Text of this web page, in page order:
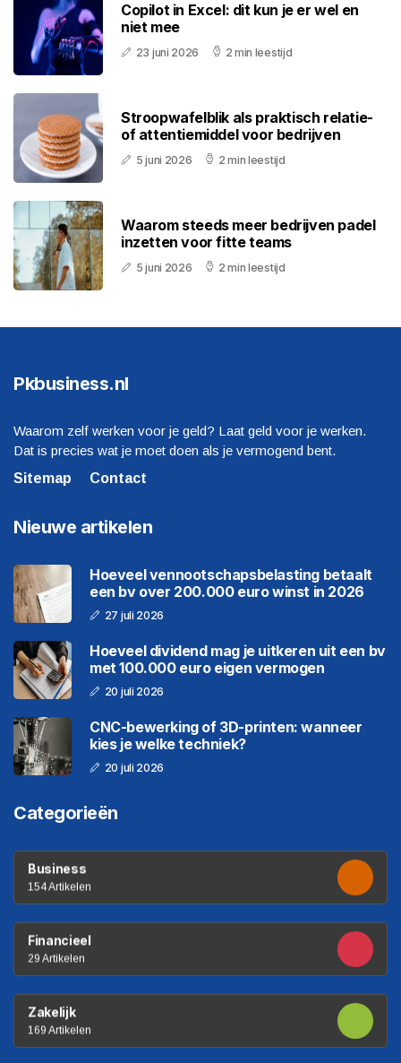
Copilot in Excel: dit kun je er wel en
niet mee
23 juni 2026 2 min leestijd
Stroopwafelblik als praktisch relatie-
of attentiemiddel voor bedrijven
5 juni 2026 2 min leestijd
Waarom steeds meer bedrijven padel
inzetten voor fitte teams
5 juni 2026 2 min leestijd
Pkbusiness.nl
Waarom zelf werken voor je geld? Laat geld voor je werken.
Dat is precies wat je moet doen als je vermogend bent.
Sitemap
Contact
Nieuwe artikelen
Hoeveel vennootschapsbelasting betaalt
een bv over 200.000 euro winst in 2026
27 juli 2026
Hoeveel dividend mag je uitkeren uit een bv
met 100.000 euro eigen vermogen
20 juli 2026
CNC-bewerking of 3D-printen: wanneer
kies je welke techniek?
20 juli 2026
Categorieën
Business
154 Artikelen
Financieel
29 Artikelen
Zakelijk
169 Artikelen